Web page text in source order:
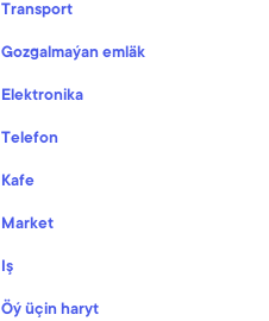
Transport
Gozgalmaýan emläk
Elektronika
Telefon
Kafe
Market
Iş
Öý üçin haryt